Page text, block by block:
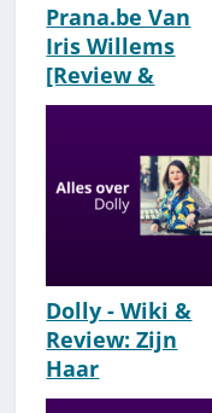
Prana.be Van
Iris Willems
[Review &
Ervaringen]
Dolly - Wiki &
Review: Zijn
Haar
Coachingstools